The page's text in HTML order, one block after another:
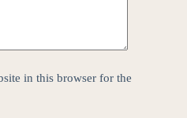
in this browser for the